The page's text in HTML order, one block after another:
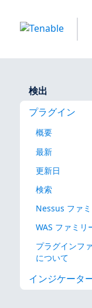
検出
プラグイン
概要
最新
更新日
検索
Nessus ファ
WAS ファミリ
プラグインフ
について
インジケータ